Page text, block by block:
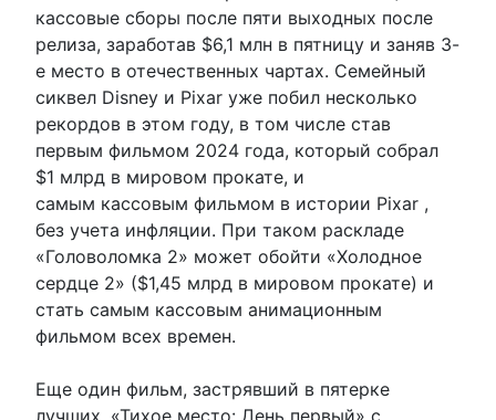
кассовые сборы после пяти выходных после
релиза, заработав $6,1 млн в пятницу и заняв 3-
е место в отечественных чартах. Семейный
сиквел Disney и Pixar уже побил несколько
рекордов в этом году, в том числе став
первым фильмом 2024 года, который собрал
$1 млрд в мировом прокате, и
самым кассовым фильмом в истории Pixar ,
без учета инфляции. При таком раскладе
«Головоломка 2» может обойти «Холодное
сердце 2» ($1,45 млрд в мировом прокате) и
стать самым кассовым анимационным
фильмом всех времен.
Еще один фильм, застрявший в пятерке
лучших, «Тихое место: День первый» с